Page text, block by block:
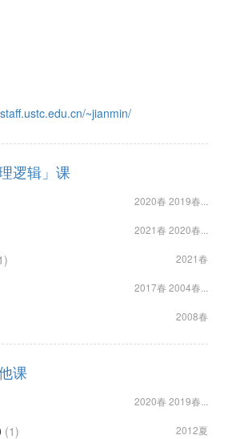
~jianmin/
逻辑」课
2020春 2019春...
2021春 2020春...
2021春
2017春 2004春...
2008春
课
2020春 2019春...
(1) 2012夏